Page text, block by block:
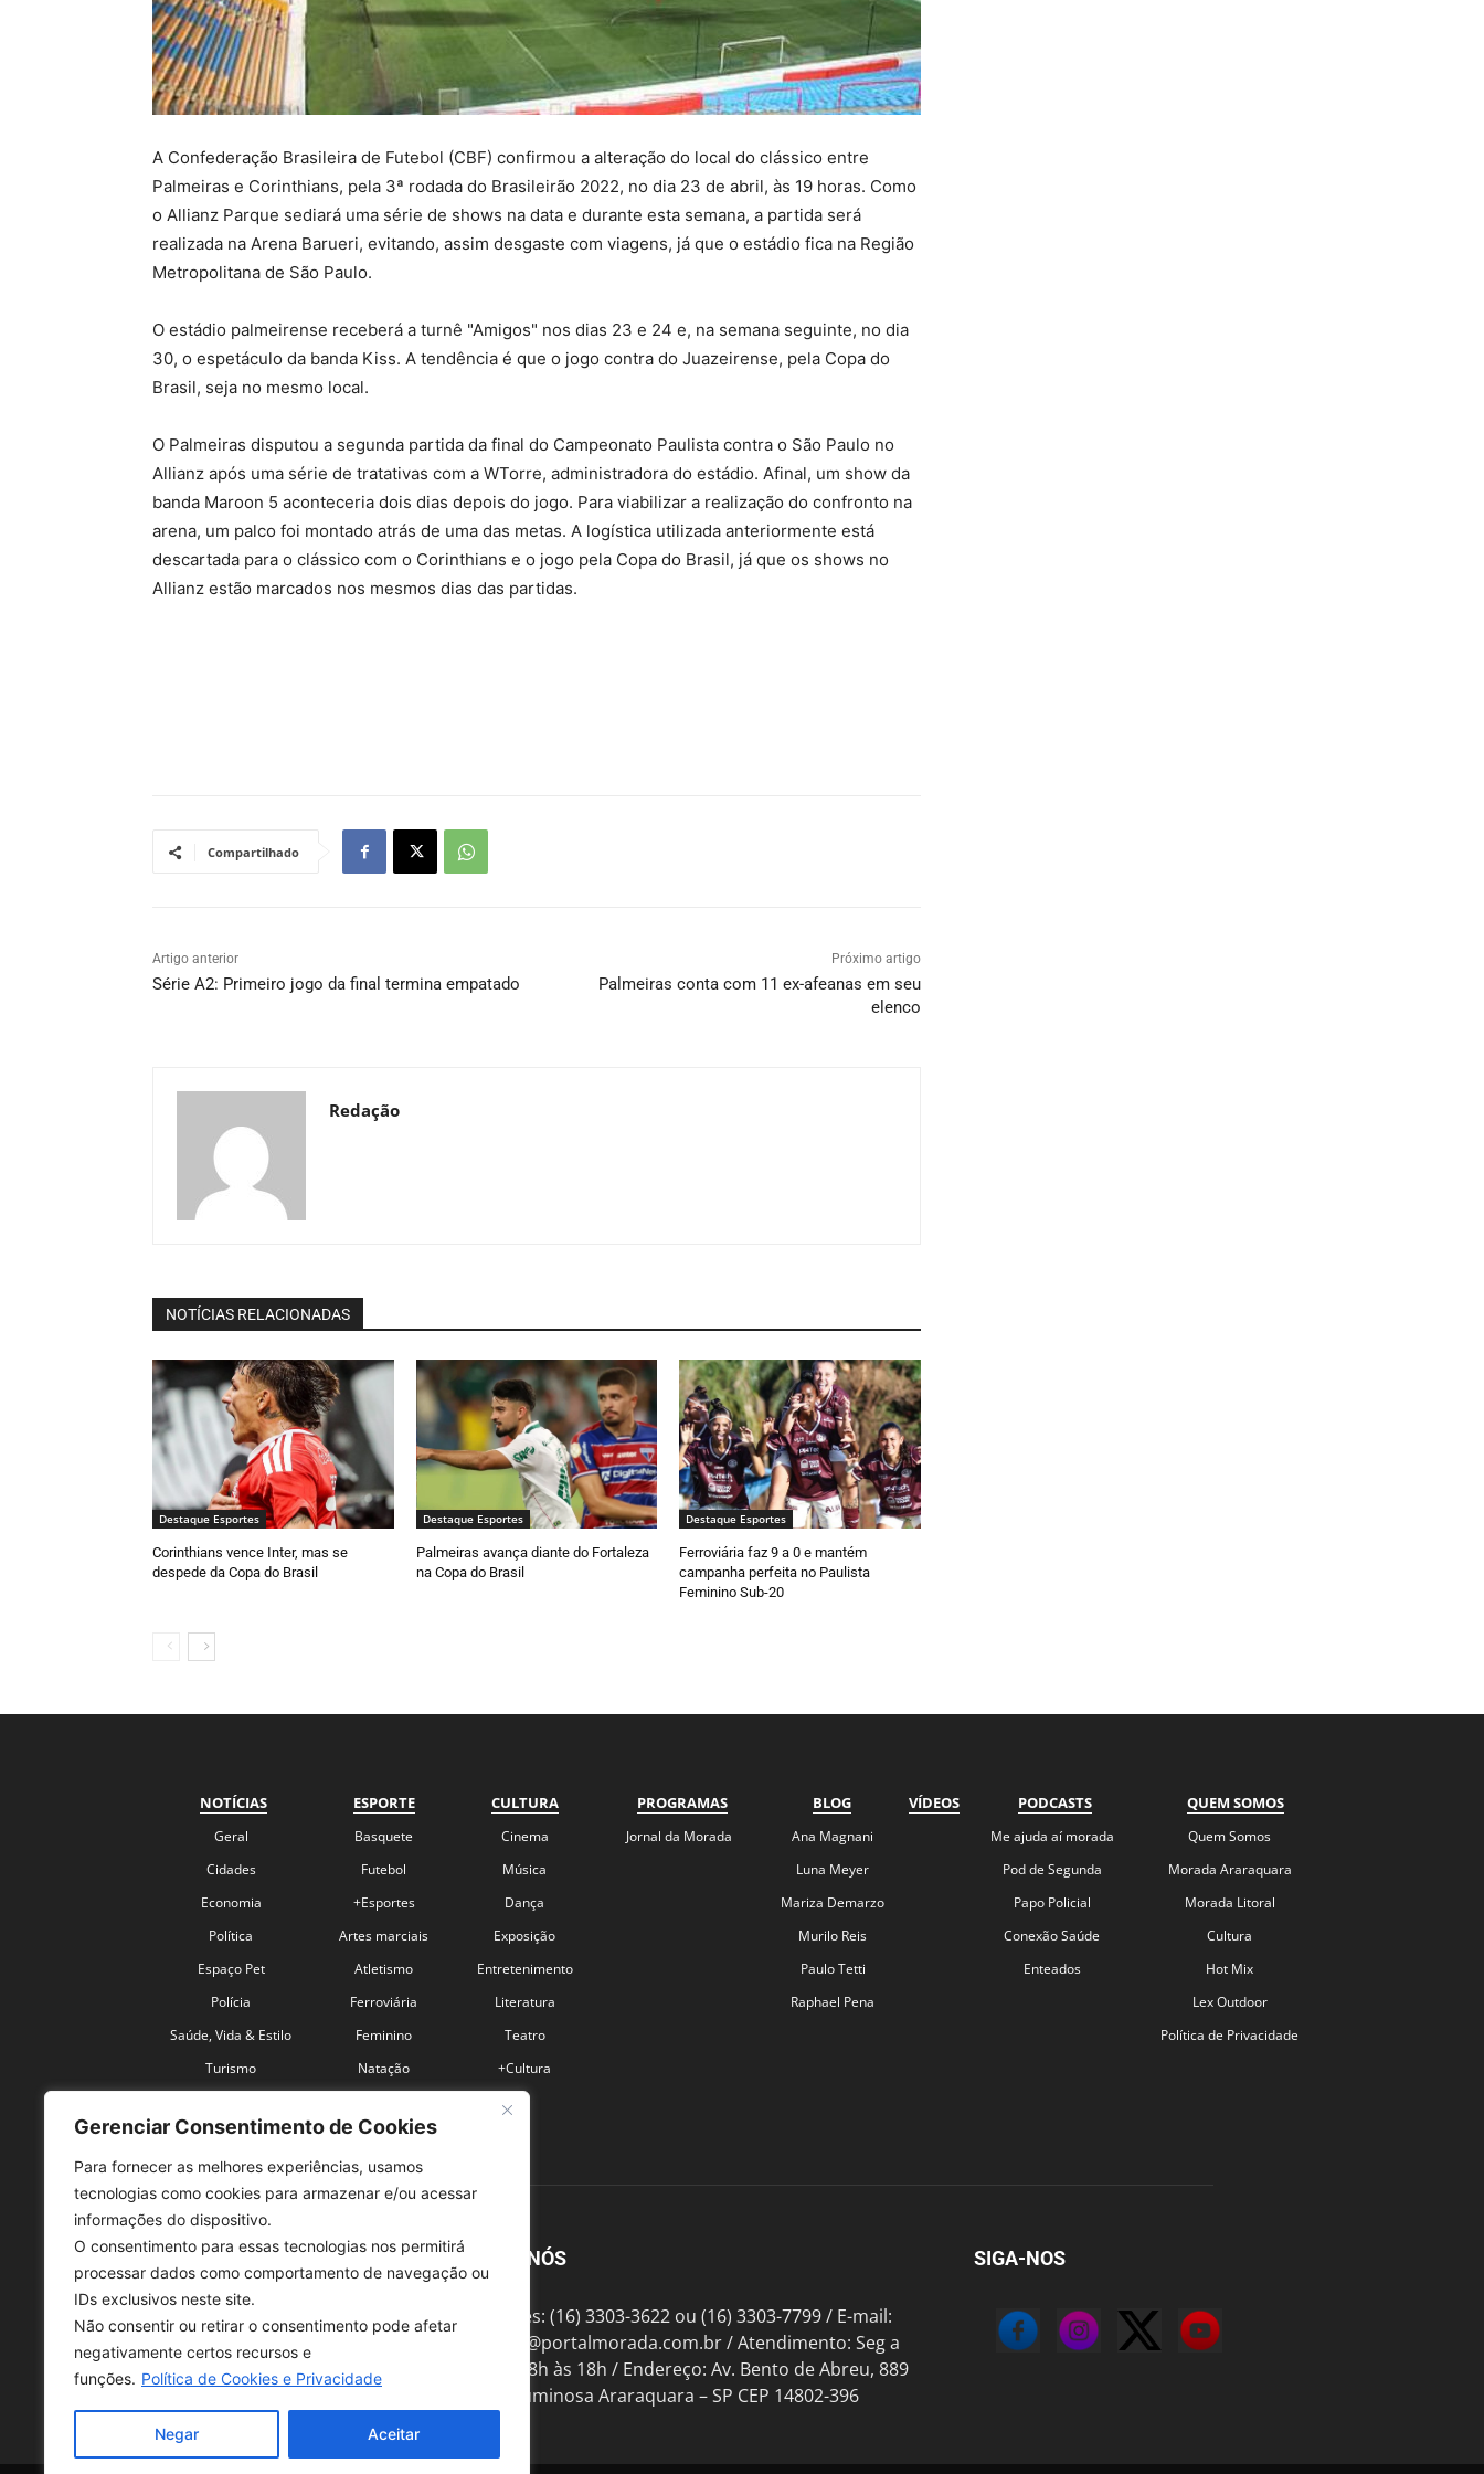
Gerenciar Consentimento de Cookies
Para fornecer as melhores experiências, usamos
tecnologias como cookies para armazenar e/ou acessar
informações do dispositivo.
O consentimento para essas tecnologias nos permitirá
processar dados como comportamento de navegação ou
IDs exclusivos neste site.
Não consentir ou retirar o consentimento pode afetar
negativamente certos recursos e
funções. Política de Cookies e Privacidade
Negar Aceitar
A Confederação Brasileira de Futebol (CBF) confirmou a alteração do local do clássico entre
Palmeiras e Corinthians, pela 3ª rodada do Brasileirão 2022, no dia 23 de abril, às 19 horas. Como
o Allianz Parque sediará uma série de shows na data e durante esta semana, a partida será
realizada na Arena Barueri, evitando, assim desgaste com viagens, já que o estádio fica na Região
Metropolitana de São Paulo.
O estádio palmeirense receberá a turnê "Amigos" nos dias 23 e 24 e, na semana seguinte, no dia
30, o espetáculo da banda Kiss. A tendência é que o jogo contra do Juazeirense, pela Copa do
Brasil, seja no mesmo local.
O Palmeiras disputou a segunda partida da final do Campeonato Paulista contra o São Paulo no
Allianz após uma série de tratativas com a WTorre, administradora do estádio. Afinal, um show da
banda Maroon 5 aconteceria dois dias depois do jogo. Para viabilizar a realização do confronto na
arena, um palco foi montado atrás de uma das metas. A logística utilizada anteriormente está
descartada para o clássico com o Corinthians e o jogo pela Copa do Brasil, já que os shows no
Allianz estão marcados nos mesmos dias das partidas.
Compartilhado
Artigo anterior
Série A2: Primeiro jogo da final termina empatado
Próximo artigo
Palmeiras conta com 11 ex-afeanas em seu
elenco
Redação
NOTÍCIAS RELACIONADAS
Destaque Esportes
Corinthians vence Inter, mas se
despede da Copa do Brasil
Destaque Esportes
Palmeiras avança diante do Fortaleza
na Copa do Brasil
Destaque Esportes
Ferroviária faz 9 a 0 e mantém
campanha perfeita no Paulista
Feminino Sub-20
NOTÍCIAS
Geral
Cidades
Economia
Política
Espaço Pet
Polícia
Saúde, Vida & Estilo
Turismo
ESPORTE
Basquete
Futebol
+Esportes
Artes marciais
Atletismo
Ferroviária
Feminino
Natação
CULTURA
Cinema
Música
Dança
Exposição
Entretenimento
Literatura
Teatro
+Cultura
PROGRAMAS
Jornal da Morada
BLOG
Ana Magnani
Luna Meyer
Mariza Demarzo
Murilo Reis
Paulo Tetti
Raphael Pena
VÍDEOS PODCASTS
Me ajuda aí morada
Pod de Segunda
Papo Policial
Conexão Saúde
Enteados
QUEM SOMOS
Quem Somos
Morada Araraquara
Morada Litoral
Cultura
Hot Mix
Lex Outdoor
Política de Privacidade
SOBRE NÓS
Telefones: (16) 3303-3622 ou (16) 3303-7799 / E-mail:
contato@portalmorada.com.br/ Atendimento: Seg a
Sex das 8h às 18h / Endereço: Av. Bento de Abreu, 889
Fonte Luminosa Araraquara – SP CEP 14802-396
SIGA-NOS